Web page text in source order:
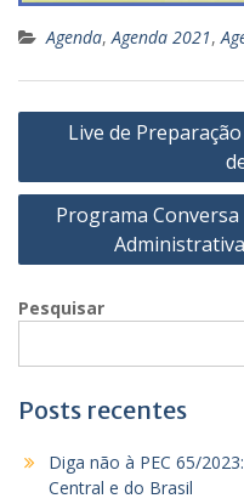
Agenda, Agenda 2021,
Navegação
Post
Live de
Programa
Pesquisar
Posts recentes
Diga não à PEC 65/
Central e do Brasil